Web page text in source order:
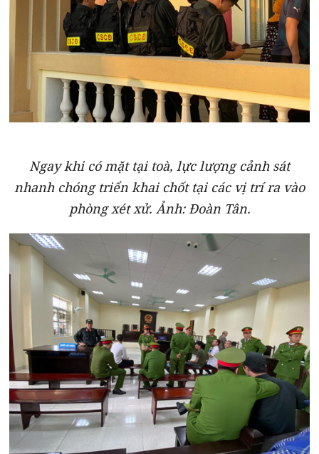
Ngay khi có mặt tại toà, lực lượng cảnh sát
nhanh chóng triển khai chốt tại các vị trí ra vào
phòng xét xử. Ảnh: Đoàn Tân.